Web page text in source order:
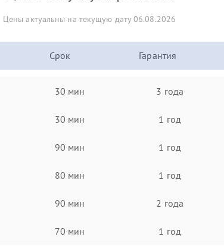
Цены актуальны на текущую дату 06.08.2026
Срок Гарантия
30 мин 3 года
30 мин 1 год
90 мин 1 год
80 мин 1 год
90 мин 2 года
70 мин 1 год